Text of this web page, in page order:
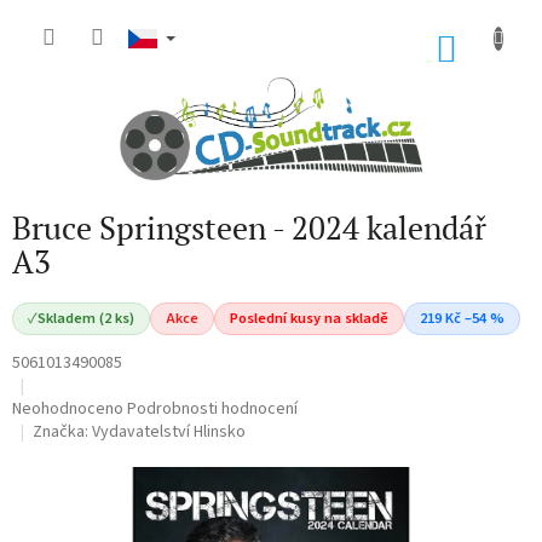
Bruce Springsteen - 2024 kalendář
A3
✓Skladem (2 ks) Akce Poslední kusy na skladě 219 Kč –54 %
5061013490085
Průměrné
hodnocení
Neohodnoceno Podrobnosti hodnocení
Značka: Vydavatelství Hlinsko